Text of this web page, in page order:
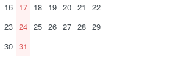
16 17 18 19 20 21
22
23 24 25 26 27 28 29
30 31